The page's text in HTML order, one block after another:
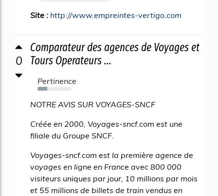
Site : http://www.empreintes-vertigo.com
0
Comparateur des agences de Voyages et
Tours Operateurs ...
Pertinence
28%
NOTRE AVIS SUR VOYAGES-SNCF
Créée en 2000, Voyages-sncf.com est une
filiale du Groupe SNCF.
Voyages-sncf.com est la première agence de
voyages en ligne en France avec 800 000
visiteurs uniques par jour, 10 millions par mois
et 55 millions de billets de train vendus en